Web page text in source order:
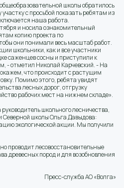
школы обратилось
с просьбой показать ребятам из
наша работа.
и носила ознакомительный
копию проекта по
они понимали весь масштаб работ.
школьники, как и все участники
саженцев сосны и приступили к
- отметил Николай Карчевский. - На
что происходит с растущим
Помимо этого, ребята увидят
лесных дорог, отгрузку
рабочих мест на нижнем складе».
школьного лесничества,
Северной школы Ольга Давыдова:
экологической акции. Мы получили
проводит лесовосстановительные
древесных пород и для возобновления
Пресс-служба АО «Волга»